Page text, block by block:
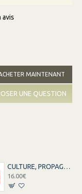
avis
MAINTENANT
UNE QUESTION
CULTURE, PROPAGANDE ET MILITANTISME
16.00€